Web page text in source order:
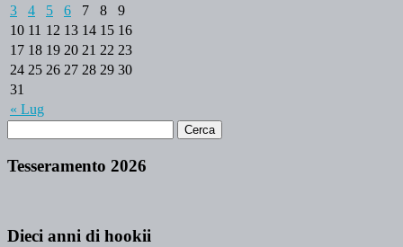
« Lug
3
4 5 6 7 8
9
10 11 12 13 14 15 16
17 18 19 20 21 22 23
24 25 26 27 28 29 30
31
Tesseramento 2026
Dieci anni di hookii